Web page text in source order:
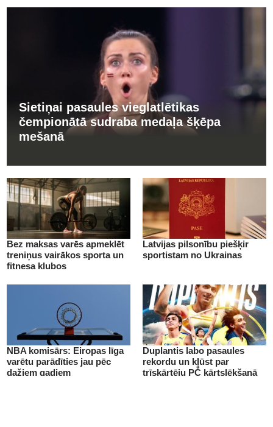
Sietiņai pasaules vieglatlētikas
čempionātā sudraba medaļa šķēpa
mešanā
Bez maksas varēs apmeklēt
treniņus vairākos sporta un
fitnesa klubos
Latvijas pilsonību piešķir
sportistam no Ukrainas
NBA komisārs: Eiropas līga
varētu parādīties jau pēc
dažiem gadiem
Duplantis labo pasaules
rekordu un kļūst par
trīskārtēju PČ kārtslēkšanā